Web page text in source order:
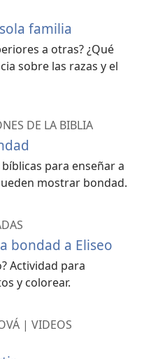
familia
a otras? ¿Qué
sobre las razas y el
DE LA BIBLIA
para enseñar a
mostrar bondad.
bondad a Eliseo
Actividad para
y colorear.
| VIDEOS